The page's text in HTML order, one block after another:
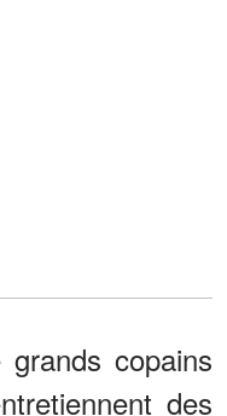
copains
des